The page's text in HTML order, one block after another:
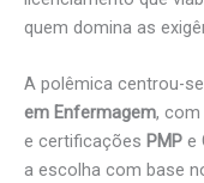
quem domina as
A polêmica centrou-
em Enfermagem, com
e certificações PMP e
a escolha com base